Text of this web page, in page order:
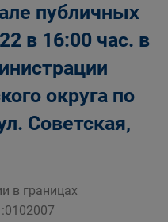
публичных
в 16:00 час. в
округа по
Советская,
в границах